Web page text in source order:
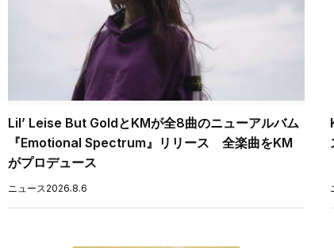
Lil’ Leise But GoldとKMが全8曲のニューアルバム
『Emotional Spectrum』リリース 全楽曲をKM
がプロデュース
ニュース 2026.8.6